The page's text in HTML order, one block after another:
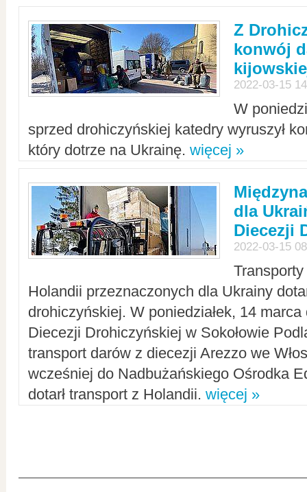
Z
konwój
2022-03-15
W
sprzed drohiczyńskiej katedry wyruszył
który dotrze na Ukrainę. więcej »
dla
Diecezji
2022-03-15
Holandii przeznaczonych dla Ukrainy
drohiczyńskiej. W poniedziałek, 14
Diecezji Drohiczyńskiej w Sokołowie
transport darów z diecezji Arezzo we
wcześniej do Nadbużańskiego Ośrodka
dotarł transport z Holandii. więcej »